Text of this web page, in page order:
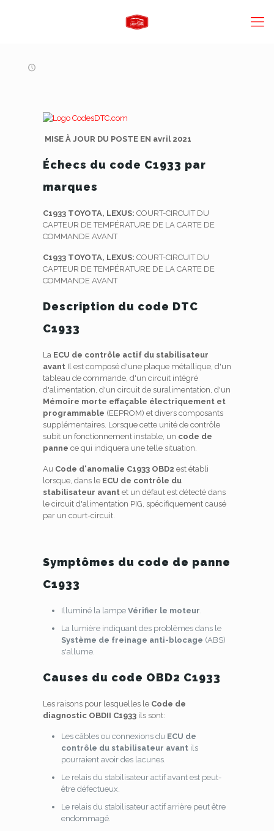
MISE À JOUR DU POSTE EN avril 2021
Échecs du code C1933 par
marques
C1933 TOYOTA, LEXUS: COURT-CIRCUIT DU
CAPTEUR DE TEMPÉRATURE DE LA CARTE DE
COMMANDE AVANT
C1933 TOYOTA, LEXUS: COURT-CIRCUIT DU
CAPTEUR DE TEMPÉRATURE DE LA CARTE DE
COMMANDE AVANT
Description du code DTC
C1933
La ECU de contrôle actif du stabilisateur
avantIl est composé d'une plaque métallique, d'un
tableau de commande, d'un circuit intégré
d'alimentation, d'un circuit de suralimentation, d'un
Mémoire morte effaçable électriquement et
programmable (EEPROM) et divers composants
supplémentaires. Lorsque cette unité de contrôle
subit un fonctionnement instable, un code de
panne ce qui indiquera une telle situation.
AuCode d'anomalie C1933 OBD2 est établi
lorsque, dans le ECU de contrôle du
stabilisateur avantet un défaut est détecté dans
le circuit d'alimentation PIG, spécifiquement causé
par un court-circuit.
Symptômes du code de panne
C1933
Illuminé la lampe Vérifier le moteur.
La lumière indiquant des problèmes dans le
Système de freinage anti-blocage (ABS)
s'allume.
Causes du code OBD2 C1933
Les raisons pour lesquelles le Code de
diagnostic OBDII C1933ils sont:
Les câbles ou connexions du ECU de
contrôle du stabilisateur avantils
pourraient avoir des lacunes.
Le relais du stabilisateur actif avant est peut-
être défectueux.
Le relais du stabilisateur actif arrière peut être
endommagé.